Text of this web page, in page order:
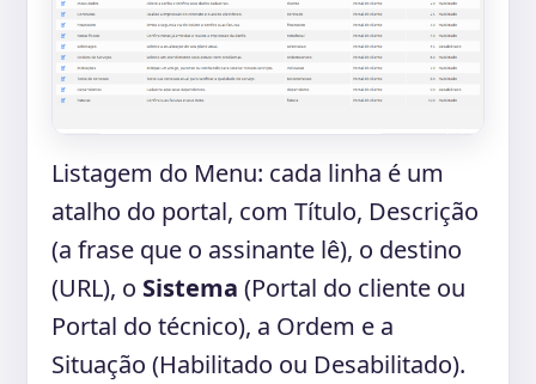
Listagem do Menu: cada linha é um
atalho do portal, com Título, Descrição
(a frase que o assinante lê), o destino
(URL), o Sistema (Portal do cliente ou
Portal do técnico), a Ordem e a
Situação (Habilitado ou Desabilitado).